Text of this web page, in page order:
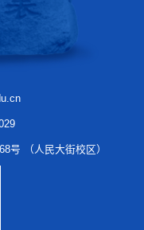
号 （人民大街校区）